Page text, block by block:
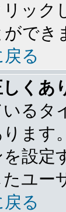
ック
でき
戻る
くあ
るタ
ます
設定
たユー
戻る